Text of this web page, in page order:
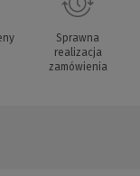
Sprawna
realizacja
zamówienia